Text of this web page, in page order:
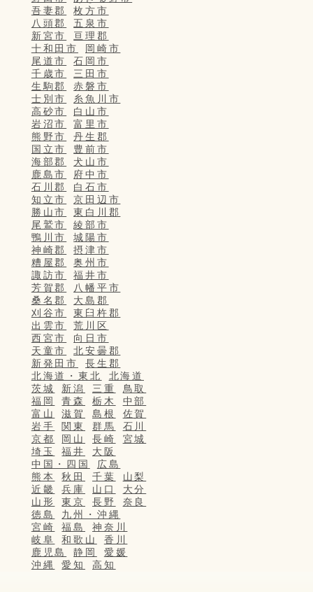
吾妻郡
枚方市
八頭郡
五泉市
新宮市
亘理郡
十和田市
岡崎市
尾道市
石岡市
千歳市
三田市
生駒郡
赤磐市
士別市
糸魚川市
高砂市
白山市
岩沼市
富里市
熊野市
丹生郡
国立市
豊前市
海部郡
犬山市
鹿島市
府中市
石川郡
白石市
知立市
京田辺市
勝山市
東白川郡
尾鷲市
綾部市
鴨川市
城陽市
神崎郡
摂津市
糟屋郡
奥州市
諏訪市
福井市
芳賀郡
八幡平市
桑名郡
大島郡
刈谷市
東臼杵郡
出雲市
荒川区
西宮市
向日市
天童市
北安曇郡
新発田市
長生郡
北海道・東北
北海道
茨城
新潟 三重
鳥取
福岡
青森 栃木
中部
富山
滋賀 島根
佐賀
岩手
関東 群馬
石川
京都
岡山 長崎
宮城
埼玉
福井
大阪
中国・四国
広島
熊本
秋田 千葉
山梨
近畿
兵庫 山口
大分
山形
東京 長野
奈良
徳島
九州・沖縄
宮崎
福島
神奈川
岐阜
和歌山
香川
鹿児島
静岡
愛媛
沖縄
愛知 高知